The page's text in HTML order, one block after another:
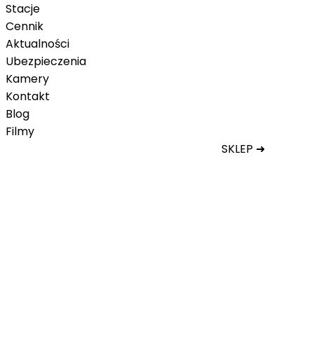
Stacje
Cennik
Aktualności
Ubezpieczenia
Kamery
Kontakt
Blog
Filmy
SKLEP